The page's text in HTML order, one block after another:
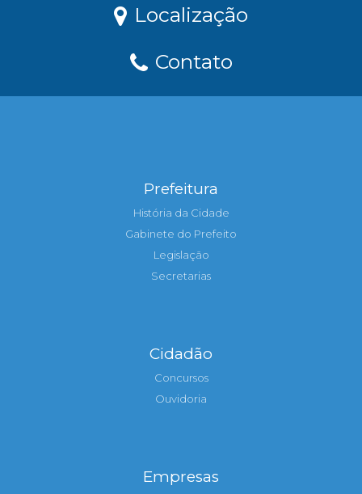
Localização
Contato
Prefeitura
História da Cidade
Gabinete do Prefeito
Legislação
Secretarias
Cidadão
Concursos
Ouvidoria
Empresas